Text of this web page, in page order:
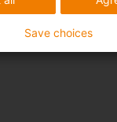
Save choices